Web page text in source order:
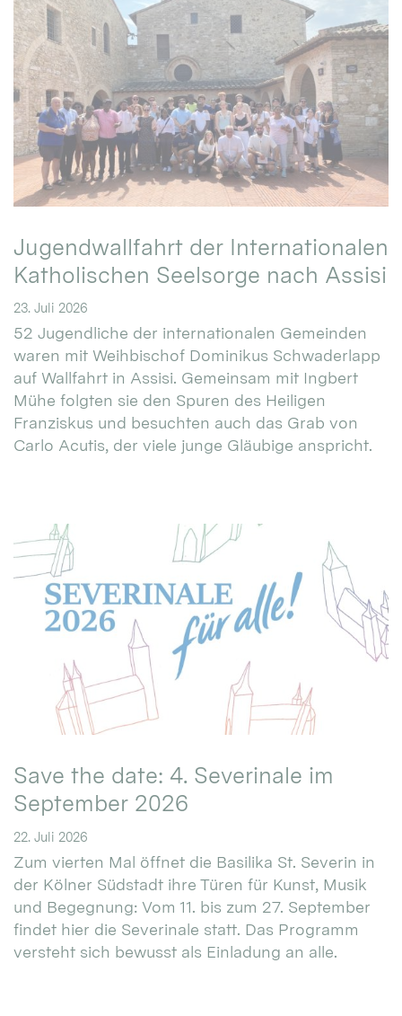
Jugendwallfahrt der Internationalen
Katholischen Seelsorge nach Assisi
23. Juli 2026
52 Jugendliche der internationalen Gemeinden
waren mit Weihbischof Dominikus Schwaderlapp
auf Wallfahrt in Assisi. Gemeinsam mit Ingbert
Mühe folgten sie den Spuren des Heiligen
Franziskus und besuchten auch das Grab von
Carlo Acutis, der viele junge Gläubige anspricht.
Save the date: 4. Severinale im
September 2026
22. Juli 2026
Zum vierten Mal öffnet die Basilika St. Severin in
der Kölner Südstadt ihre Türen für Kunst, Musik
und Begegnung: Vom 11. bis zum 27. September
findet hier die Severinale statt. Das Programm
versteht sich bewusst als Einladung an alle.